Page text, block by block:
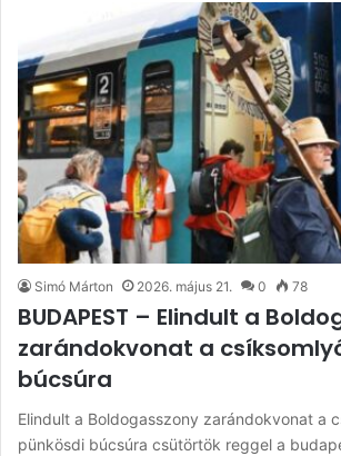
Simó Márton 2026. május 21. 0 78
BUDAPEST – Elindult a
zarándokvonat a
búcsúra
Elindult a Boldogasszony zarándokvonat a
pünkösdi búcsúra csütörtök reggel a